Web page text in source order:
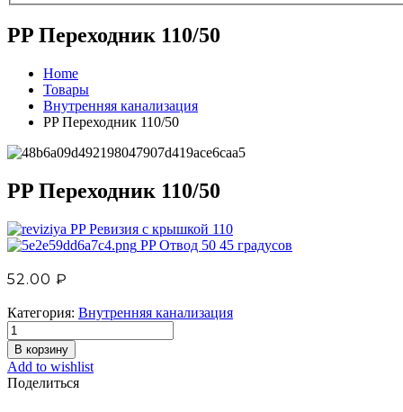
PP Переходник 110/50
Home
Товары
Внутренняя канализация
PP Переходник 110/50
PP Переходник 110/50
PP Ревизия с крышкой 110
PP Отвод 50 45 градусов
52.00 ₽
Категория: Внутренняя канализация
В корзину
Add to wishlist
Поделиться